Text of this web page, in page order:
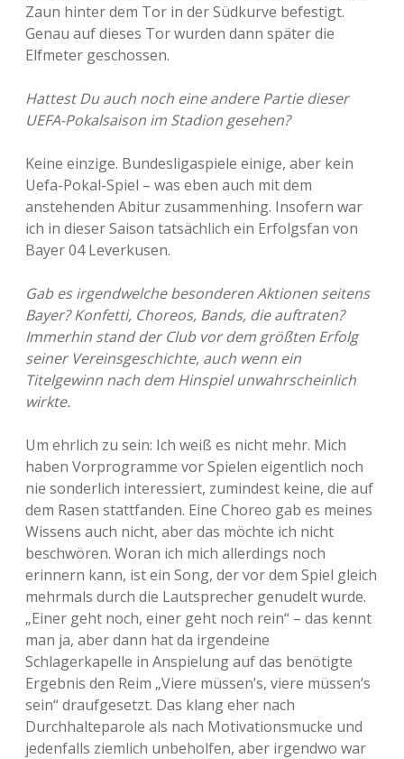
Zaun hinter dem Tor in der Südkurve befestigt.
Genau auf dieses Tor wurden dann später die
Elfmeter geschossen.
Hattest Du auch noch eine andere Partie dieser
UEFA-Pokalsaison im Stadion gesehen?
Keine einzige. Bundesligaspiele einige, aber kein
Uefa-Pokal-Spiel – was eben auch mit dem
anstehenden Abitur zusammenhing. Insofern war
ich in dieser Saison tatsächlich ein Erfolgsfan von
Bayer 04 Leverkusen.
Gab es irgendwelche besonderen Aktionen seitens
Bayer? Konfetti, Choreos, Bands, die auftraten?
Immerhin stand der Club vor dem größten Erfolg
seiner Vereinsgeschichte, auch wenn ein
Titelgewinn nach dem Hinspiel unwahrscheinlich
wirkte.
Um ehrlich zu sein: Ich weiß es nicht mehr. Mich
haben Vorprogramme vor Spielen eigentlich noch
nie sonderlich interessiert, zumindest keine, die auf
dem Rasen stattfanden. Eine Choreo gab es meines
Wissens auch nicht, aber das möchte ich nicht
beschwören. Woran ich mich allerdings noch
erinnern kann, ist ein Song, der vor dem Spiel gleich
mehrmals durch die Lautsprecher genudelt wurde.
„Einer geht noch, einer geht noch rein“ – das kennt
man ja, aber dann hat da irgendeine
Schlagerkapelle in Anspielung auf das benötigte
Ergebnis den Reim „Viere müssen’s, viere müssen’s
sein“ draufgesetzt. Das klang eher nach
Durchhalteparole als nach Motivationsmucke und
jedenfalls ziemlich unbeholfen, aber irgendwo war